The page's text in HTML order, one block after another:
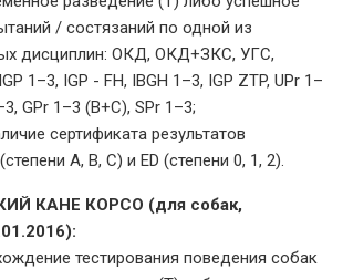
/ состязаний по одной из
дисциплин: ОКД, ОКД+ЗКС, УГС,
1–3, IGP - FH, IBGH 1–3, IGP ZTP, UPr 1–
GPr 1–3 (B+C), SPr 1–3;
сертификата результатов
A, B, C) и ED (степени 0, 1, 2).
КАНЕ КОРСО (для собак,
тестирования поведения собак